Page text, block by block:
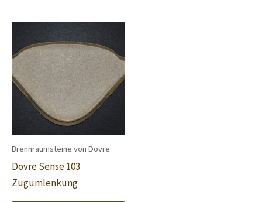
Brennraumsteine von Dovre
Dovre Sense 103
Zugumlenkung